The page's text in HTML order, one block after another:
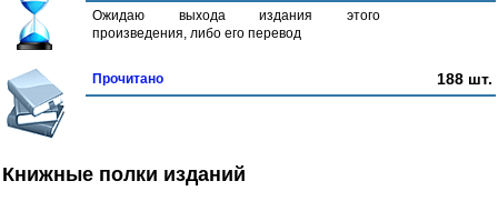
Ожидаю выхода издания этого
произведения, либо его перевод
Прочитано 188 шт.
Книжные полки изданий